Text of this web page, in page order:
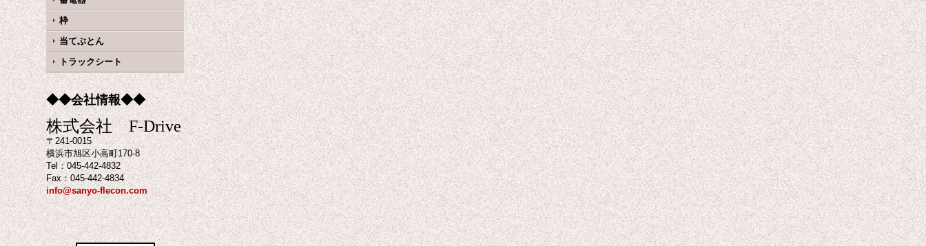
枠
当てぶとん
トラックシート
◆◆会社情報◆◆
株式会社 F-Drive
〒241-0015
横浜市旭区小高町170-8
Tel：045-442-4832
Fax：045-442-4834
info@sanyo-flecon.com